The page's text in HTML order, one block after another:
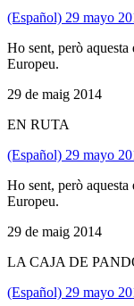
(Español) 29 mayo
Ho sent, però
Europeu.
29 de maig 2014
EN RUTA
(Español) 29 mayo
Ho sent, però
Europeu.
29 de maig 2014
LA CAJA DE
(Español) 29 mayo